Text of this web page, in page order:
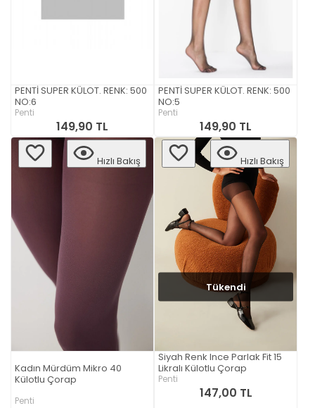
PENTİ SUPER KÜLOT. RENK: 500
NO:6
Penti
149,90 TL
PENTİ SUPER KÜLOT. RENK: 500
NO:5
Penti
149,90 TL
Hızlı Bakış
Kadın Mürdüm Mikro 40
Külotlu Çorap
Penti
Tükendi
Hızlı Bakış
Siyah Renk Ince Parlak Fit 15
Likralı Külotlu Çorap
Penti
147,00 TL